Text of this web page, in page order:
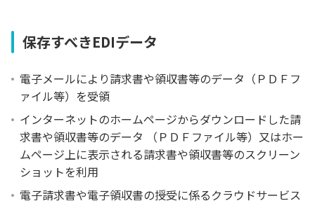
保存すべきEDIデータ
電子メールにより請求書や領収書等のデータ（ＰＤＦフ
ァイル等）を受領
インターネットのホームページからダウンロードした請
求書や領収書等のデータ （ＰＤＦファイル等）又はホー
ムページ上に表示される請求書や領収書等のスクリーン
ショットを利用
電子請求書や電子領収書の授受に係るクラウドサービス